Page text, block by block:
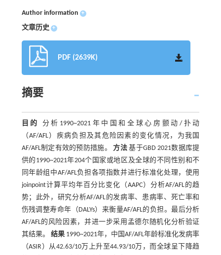
Author information +
文章历史 +
PDF (2639K)
摘要
目的
分析1990~2021年中国和全球心房颤动/扑动
（AF/AFL）疾病负担及其危险因素的变化情况，为我国
AF/AFL制定有效的预防措施。方法基于GBD 2021数据库提
供的1990~2021年204个国家或地区及全球的不同性别和不
同年龄组中AF/AFL负担各项指数并进行标准化处理，使用
joinpoint计算平均年百分比变化（AAPC）分析AF/AFL的趋
势；此外，研究分析AF/AFL的发病率、患病率、死亡率和
伤残调整寿命年（DALYs）来衡量AF/AFL的负担。最后分析
AF/AFL的风险因素，并进一步采用孟德尔随机化分析验证
其结果。 结果1990~2021年，中国AF/AFL年龄标准化发病率
（ASIR）从42.63/10万上升至44.93/10万，而全球呈下降趋